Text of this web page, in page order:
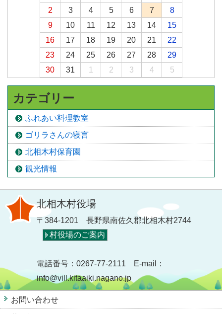
2
3 4 5 6 7
8
9
10 11 12 13 14
15
16
17 18 19 20 21
22
23
24 25 26 27 28
29
30
31 1 2 3 4 5
カテゴリー
ふれあい料理教室
ゴリラさんの寝言
北相木村保育園
観光情報
北相木村役場
〒384-1201 長野県南佐久郡北相木村2744
村役場のご案内
電話番号：0267-77-2111 E-mail：
info@vill.kitaaiki.nagano.jp
お問い合わせ